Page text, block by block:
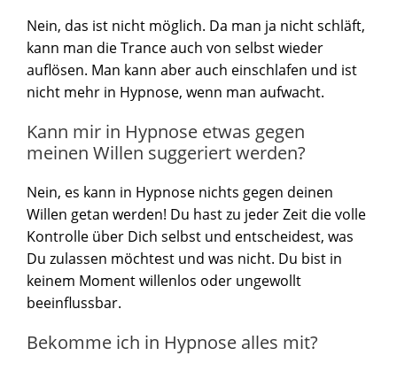
Nein, das ist nicht möglich. Da man ja nicht schläft,
kann man die Trance auch von selbst wieder
auflösen. Man kann aber auch einschlafen und ist
nicht mehr in Hypnose, wenn man aufwacht.
Kann mir in Hypnose etwas gegen
meinen Willen suggeriert werden?
Nein, es kann in Hypnose nichts gegen deinen
Willen getan werden! Du hast zu jeder Zeit die volle
Kontrolle über Dich selbst und entscheidest, was
Du zulassen möchtest und was nicht. Du bist in
keinem Moment willenlos oder ungewollt
beeinflussbar.
Bekomme ich in Hypnose alles mit?